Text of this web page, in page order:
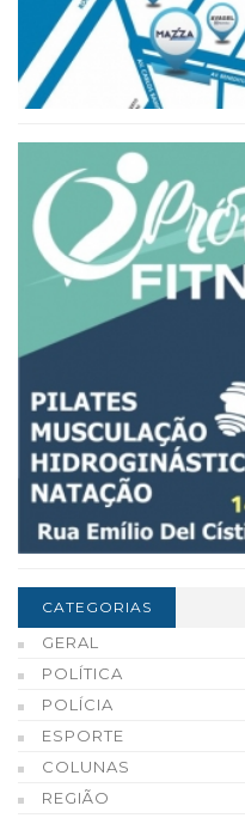
CATEGORIAS
GERAL
POLÍTICA
POLÍCIA
ESPORTE
COLUNAS
REGIÃO